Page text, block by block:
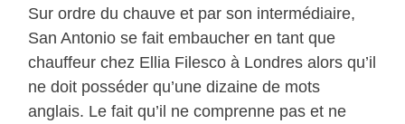
Sur ordre du chauve et par son intermédiaire,
San Antonio se fait embaucher en tant que
chauffeur chez Ellia Filesco à Londres alors qu’il
ne doit posséder qu’une dizaine de mots
anglais. Le fait qu’il ne comprenne pas et ne